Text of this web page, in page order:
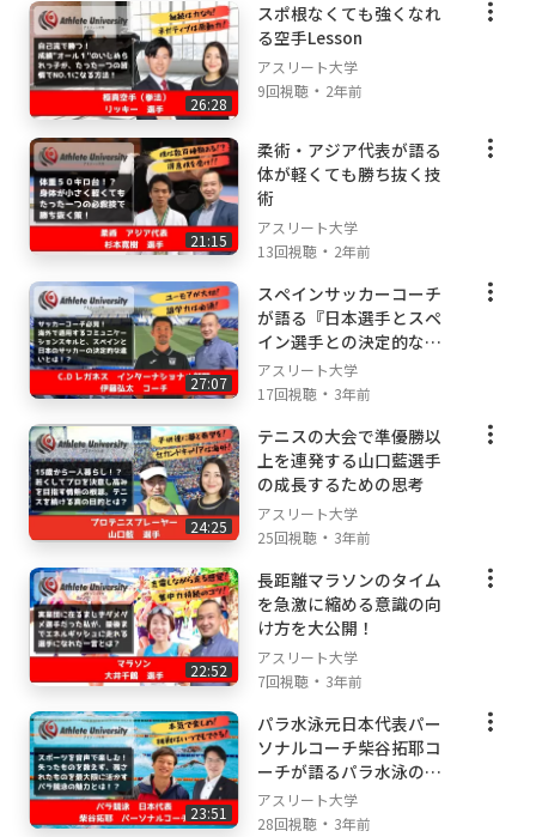
将来プロスポーツ選手を目指す子どもたちや、すで
に活躍しているアスリートの一助になれればと思
い、
スポーツ教育をテーマとして野球やサッカー、テニ
ス、バスケットボールといった様々な競技種目のト
ップアスリートたちから【プロで通用する思考とノ
ウハウ】を伺い、アスリート大学チャンネルをGoo
dy!TVより配信させていただくこととなりました。
そしてこの文面を執筆し、番組のクリエイト部分を
担当しているのが、わたくし西川です。
私個人はアスリートとは程遠く、ぽっこりお腹が出
ている中年男性（40代）です。
が、、、
最近では、トップアスリートに刺激を受けて少しず
つ体幹トレーニングをしたり、ダイエットをするよ
うになりました。
特に下半身の筋肉が少ないので、まずは自重トレー
ニングから取り組んで筋肉を増やして代謝を上げて
このようなメンバーで楽しく和気藹々としながら
も、鋭い角度からトップアスリートがなかなか表で
は語らない極秘トレーニングなどについて語っても
らった内容を配信していますので、是非ともこらか
らもご視聴いただければ幸いです！
26:28
スポ根なくても強くなれ
る空手Lesson
アスリート大学
9回視聴 ・ 2年前
21:15
柔術・アジア代表が語る
体が軽くても勝ち抜く技
術
アスリート大学
13回視聴 ・ 2年前
27:07
スペインサッカーコーチ
が語る『日本選手とスペ
イン選手との決定的な違
い』とは
アスリート大学
17回視聴 ・ 3年前
24:25
テニスの大会で準優勝以
上を連発する山口藍選手
の成長するための思考
アスリート大学
25回視聴 ・ 3年前
22:52
長距離マラソンのタイム
を急激に縮める意識の向
け方を大公開！
アスリート大学
7回視聴 ・ 3年前
23:51
パラ水泳元日本代表パー
ソナルコーチ柴谷拓耶コ
ーチが語るパラ水泳の魅
力とトレーニング方法
アスリート大学
28回視聴 ・ 3年前